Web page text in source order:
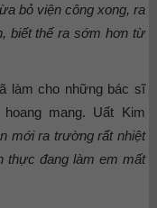
bỏ viện công xong, ra
biết thế ra sớm hơn từ
làm cho những bác sĩ
mang. Uất Kim
mới ra trường rất nhiệt
thực đang làm em mất